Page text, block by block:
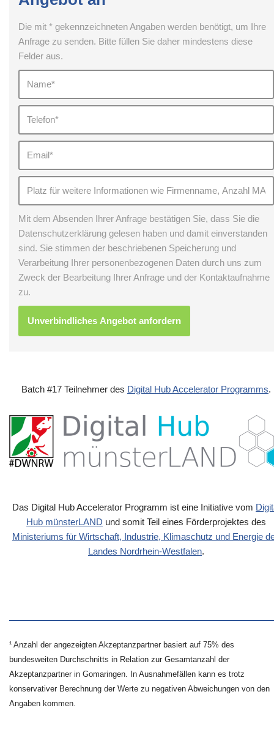
Die mit * gekennzeichneten Angaben werden benötigt, um Ihre
Anfrage zu senden. Bitte füllen Sie daher mindestens diese
Felder aus.
Mit dem Absenden Ihrer Anfrage bestätigen Sie, dass Sie die
Datenschutzerklärung gelesen haben und damit einverstanden
sind. Sie stimmen der beschriebenen Speicherung und
Verarbeitung Ihrer personenbezogenen Daten durch uns zum
Zweck der Bearbeitung Ihrer Anfrage und der Kontaktaufnahme
zu.
Batch #17 Teilnehmer des Digital Hub Accelerator Programms.
Das Digital Hub Accelerator Programm ist eine Initiative vom
Hub münsterLAND und somit Teil eines Förderprojektes des
Ministeriums für Wirtschaft, Industrie, Klimaschutz und Energie
Landes Nordrhein-Westfalen.
¹ Anzahl der angezeigten Akzeptanzpartner basiert auf 75% des
bundesweiten Durchschnitts in Relation zur Gesamtanzahl der
Akzeptanzpartner in Gomaringen. In Ausnahmefällen kann es trotz
konservativer Berechnung der Werte zu negativen Abweichungen von den
Angaben kommen.